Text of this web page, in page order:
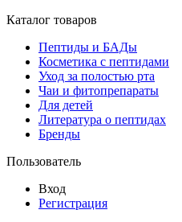
Каталог товаров
Пептиды и БАДы
Косметика с пептидами
Уход за полостью рта
Чаи и фитопрепараты
Для детей
Литература о пептидах
Бренды
Пользователь
Вход
Регистрация